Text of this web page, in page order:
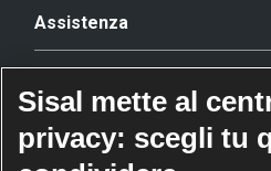
Assistenza
Riconoscimenti
Sisal mette al
privacy: scegli tu